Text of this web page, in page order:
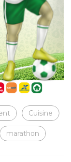
Cuisine
marathon